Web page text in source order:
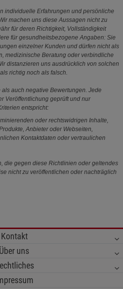
individuelle Erfahrungen und persönliche
machen uns diese Aussagen nicht zu
für deren Richtigkeit, Vollständigkeit
für gesundheitsbezogene Angaben: Sie
einzelner Kunden und dürfen nicht als
medizinische Beratung oder verbindliche
distanzieren uns ausdrücklich von solchen
richtig noch als falsch.
auch negative Bewertungen. Jede
Veröffentlichung geprüft und nur
entspricht:
oder rechtswidrigen Inhalte,
Anbieter oder Webseiten,
Kontaktdaten oder vertraulichen
die gegen diese Richtlinien oder geltendes
nicht zu veröffentlichen oder nachträglich
Kontakt
Über uns